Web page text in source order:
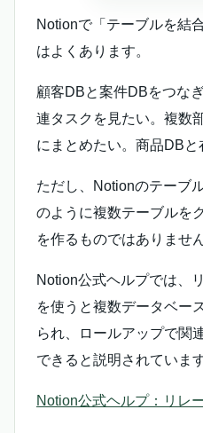
Notionで「テーブルを結
はよくあります。
顧客DBと案件DBをつな
連タスクを見たい。複数
にまとめたい。商品DBと
ただし、Notionのテーブ
のように複数テーブルを
を作るものではありません
Notion公式ヘルプでは、
を使うと複数データベー
られ、ロールアップで関
できると説明されています
Notion公式ヘルプ：リレ